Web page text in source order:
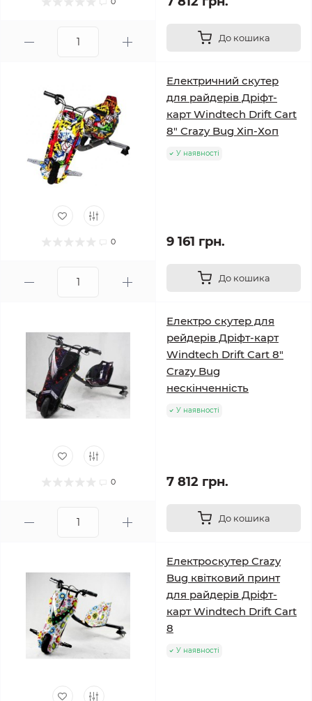
До кошика
0
Електричний скутер
для райдерів Дріфт-
карт Windtech Drift Cart
8″ Crazy Bug Хіп-Хоп
У наявності
9 161 грн.
До кошика
0
Електро скутер для
рейдерів Дріфт-карт
Windtech Drift Cart 8″
Crazy Bug
нескінченність
У наявності
7 812 грн.
До кошика
Електроскутер Crazy
Bug квітковий принт
для райдерів Дріфт-
карт Windtech Drift Cart
8
У наявності